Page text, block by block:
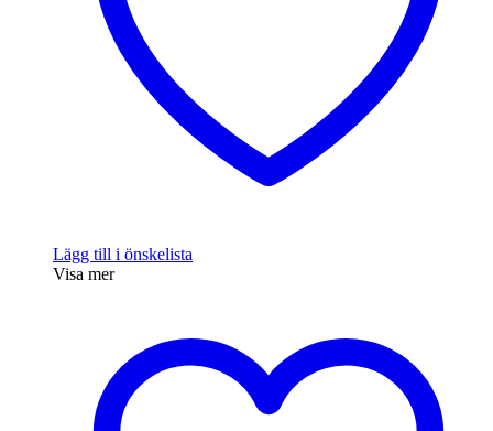
Lägg till i önskelista
Visa mer